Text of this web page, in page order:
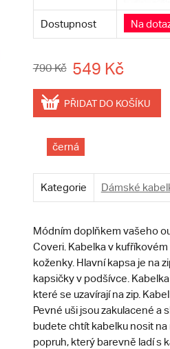
Dostupnost Na
790 Kč 549 Kč
PŘIDAT DO KOŠÍKU
černá
Kategorie Dámské
Módním doplňkem vašeho
Coveri. Kabelka v
koženky. Hlavní kapsa je na
kapsičky v podšívce.
které se uzavírají na zip.
Pevné uši jsou zakulacené a
budete chtít kabelku nosit
popruh, který barevně ladí s